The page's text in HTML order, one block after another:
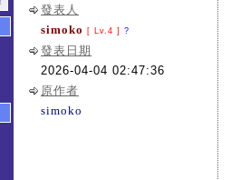
發表人
simoko
[ Lv.4 ] ?
發表日期
2026-04-04 02:47:36
原作者
simoko